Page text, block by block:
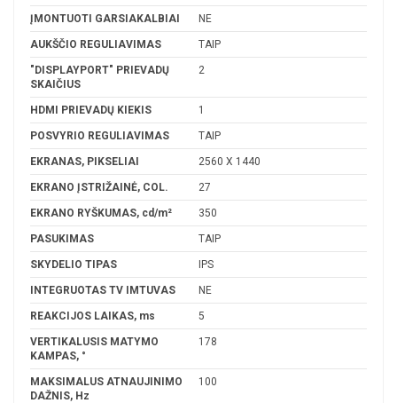
ĮMONTUOTI GARSIAKALBIAI NE
AUKŠČIO REGULIAVIMAS TAIP
"DISPLAYPORT" PRIEVADŲ
SKAIČIUS
2
HDMI PRIEVADŲ KIEKIS 1
POSVYRIO REGULIAVIMAS TAIP
EKRANAS, PIKSELIAI 2560 X 1440
EKRANO ĮSTRIŽAINĖ, COL. 27
EKRANO RYŠKUMAS, cd/m² 350
PASUKIMAS TAIP
SKYDELIO TIPAS IPS
INTEGRUOTAS TV IMTUVAS NE
REAKCIJOS LAIKAS, ms 5
VERTIKALUSIS MATYMO
KAMPAS, °
178
MAKSIMALUS ATNAUJINIMO
DAŽNIS, Hz
100